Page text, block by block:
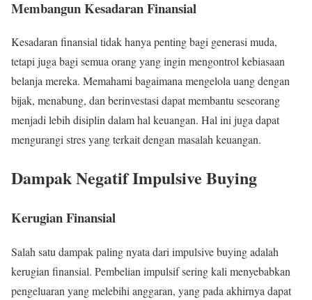
Membangun Kesadaran Finansial
Kesadaran finansial tidak hanya penting bagi generasi muda,
tetapi juga bagi semua orang yang ingin mengontrol kebiasaan
belanja mereka. Memahami bagaimana mengelola uang dengan
bijak, menabung, dan berinvestasi dapat membantu seseorang
menjadi lebih disiplin dalam hal keuangan. Hal ini juga dapat
mengurangi stres yang terkait dengan masalah keuangan.
Dampak Negatif Impulsive Buying
Kerugian Finansial
Salah satu dampak paling nyata dari impulsive buying adalah
kerugian finansial. Pembelian impulsif sering kali menyebabkan
pengeluaran yang melebihi anggaran, yang pada akhirnya dapat